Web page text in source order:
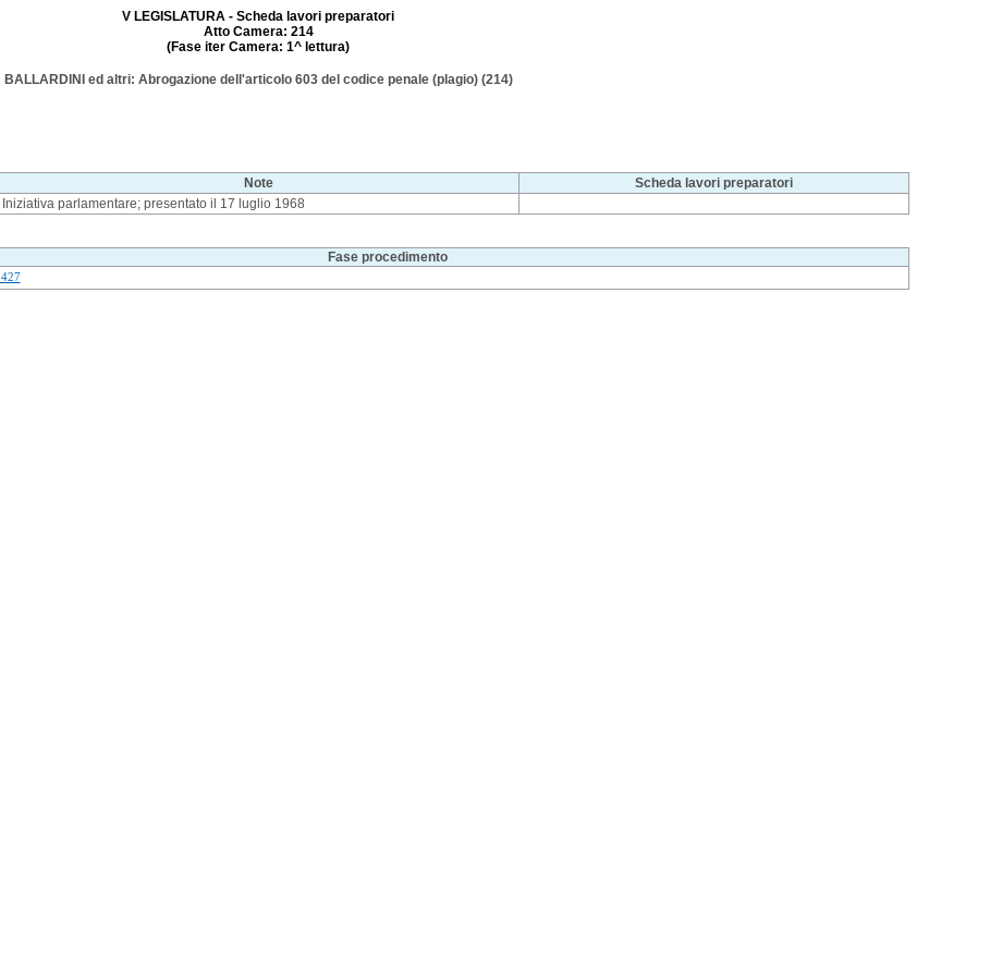
V LEGISLATURA - Scheda lavori preparatori
Atto Camera: 214
(Fase iter Camera: 1^ lettura)
BALLARDINI ed altri: Abrogazione dell'articolo 603 del codice penale (plagio) (214)
Note
Scheda lavori preparatori
Iniziativa parlamentare; presentato il 17 luglio 1968
Fase procedimento
427